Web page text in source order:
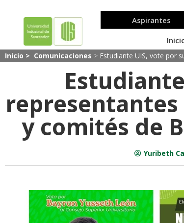
Inicio > Comunicaciones > Estudiante UIS, vote por
representantes
y comités de
Yuribeth